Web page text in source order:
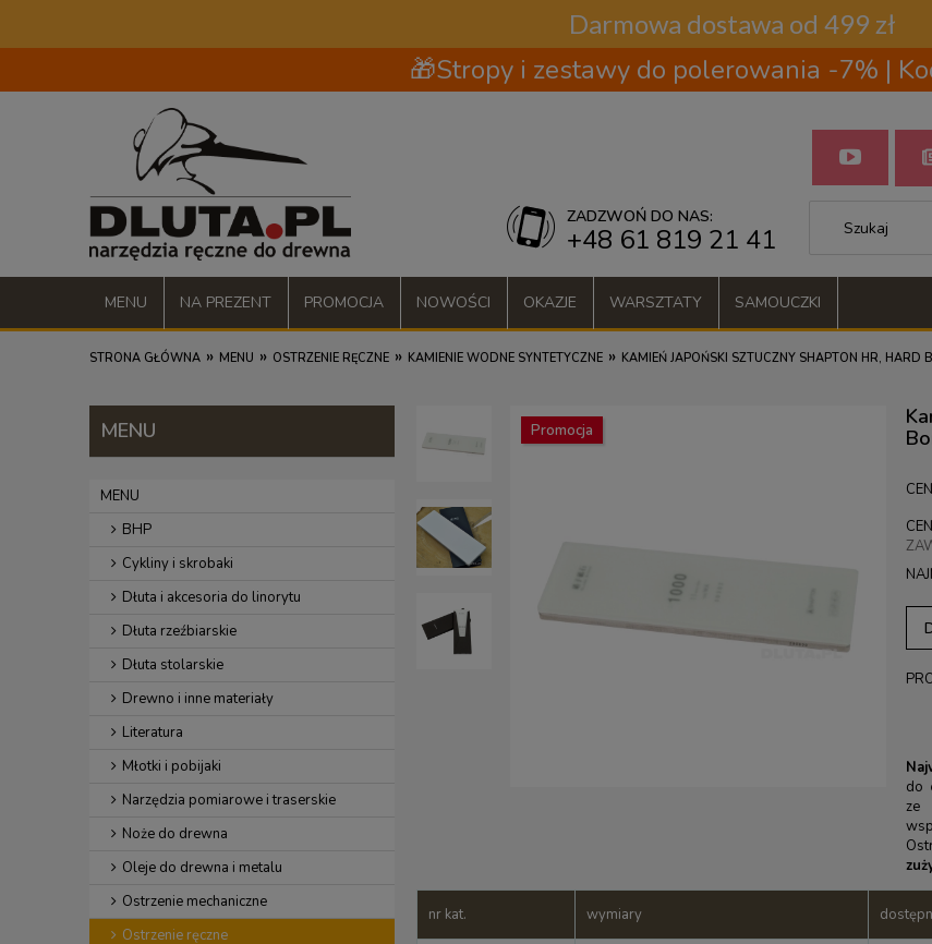
Darmowa dostawa od 499 zł
🎁Stropy i zestawy do polerowania -7% |
ZADZWOŃ DO NAS:
+48 61 819 21 41
MENU NA PREZENT PROMOCJA NOWOŚCI OKAZJE WARSZTATY SAMOUCZKI
STRONA GŁÓWNA » MENU » OSTRZENIE RĘCZNE » KAMIENIE WODNE SYNTETYCZNE » KAMIEŃ JAPOŃSKI SZTUCZNY SHAPTON HR,
MENU
MENU
BHP
Cykliny i skrobaki
Dłuta i akcesoria do linorytu
Dłuta rzeźbiarskie
Dłuta stolarskie
Drewno i inne materiały
Literatura
Młotki i pobijaki
Narzędzia pomiarowe i traserskie
Noże do drewna
Oleje do drewna i metalu
Ostrzenie mechaniczne
Ostrzenie ręczne
Promocja
do
ze
nr kat. wymiary